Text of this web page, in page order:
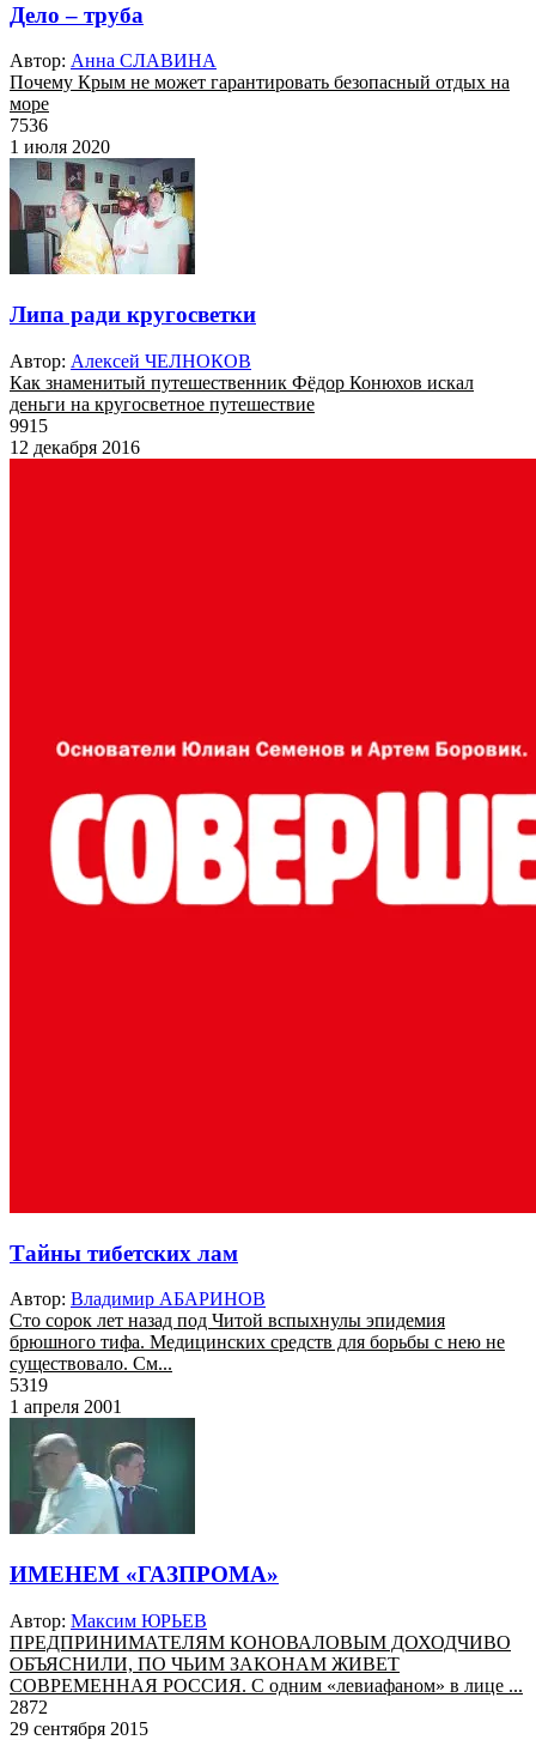
Дело – труба
Автор: Анна СЛАВИНА
Почему Крым не может гарантировать безопасный отдых на
море
7536
1 июля 2020
Липа ради кругосветки
Автор: Алексей ЧЕЛНОКОВ
Как знаменитый путешественник Фёдор Конюхов искал
деньги на кругосветное путешествие
9915
12 декабря 2016
Тайны тибетских лам
Автор: Владимир АБАРИНОВ
Сто сорок лет назад под Читой вспыхнулы эпидемия
брюшного тифа. Медицинских средств для борьбы с нею не
существовало. См...
5319
1 апреля 2001
ИМЕНЕМ «ГАЗПРОМА»
Автор: Максим ЮРЬЕВ
ПРЕДПРИНИМАТЕЛЯМ КОНОВАЛОВЫМ ДОХОДЧИВО
ОБЪЯСНИЛИ, ПО ЧЬИМ ЗАКОНАМ ЖИВЕТ
СОВРЕМЕННАЯ РОССИЯ. С одним «левиафаном» в лице ...
2872
29 сентября 2015